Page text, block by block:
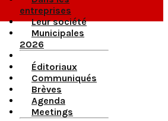
entreprises
Leur société
Municipales
2026
Éditoriaux
Communiqués
Brèves
Agenda
Meetings